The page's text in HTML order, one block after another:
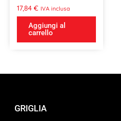
17,84 € IVA inclusa
Aggiungi al
carrello
GRIGLIA